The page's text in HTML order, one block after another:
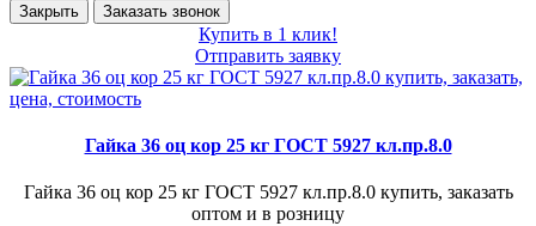
Закрыть Заказать звонок
Купить в 1 клик!
Отправить заявку
Гайка 36 оц кор 25 кг ГОСТ 5927 кл.пр.8.0
Гайка 36 оц кор 25 кг ГОСТ 5927 кл.пр.8.0 купить, заказать
оптом и в розницу